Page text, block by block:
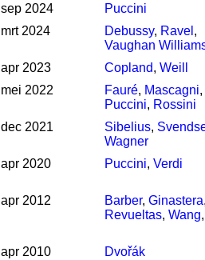
sep 2024
Puccini
mrt 2024 Debussy, Ravel ,
Vaughan
apr 2023 Copland, Weill
mei 2022 Fauré, Mascagni,
Puccini, Rossini
dec 2021 Sibelius,
Wagner
apr 2020 Puccini, Verdi
apr 2012 Barber, Ginastera
Revueltas, Wang
apr 2010 Dvořák